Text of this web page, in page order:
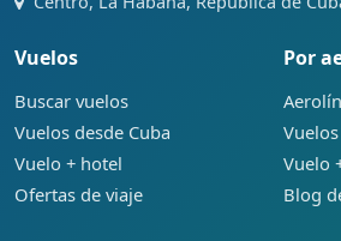
Vuelos
Buscar vuelos
Vuelos desde Cuba
Vuelo + hotel
Ofertas de viaje
Por
Vuelo
Blog